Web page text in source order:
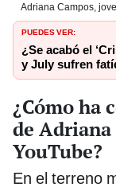
Adriana Campos,
PUEDES VER:
¿Se acabó el
y July sufren
¿Cómo ha
de Adriana
YouTube?
En el terreno